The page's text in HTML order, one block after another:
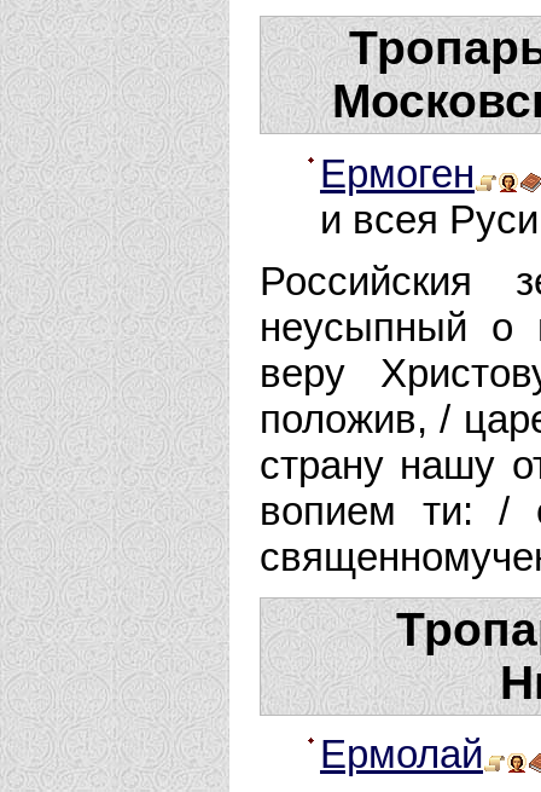
Ермоген
и всея Руси
Российския
неусыпный о
веру
положив, /
страну нашу
вопием ти: /
Ермолай